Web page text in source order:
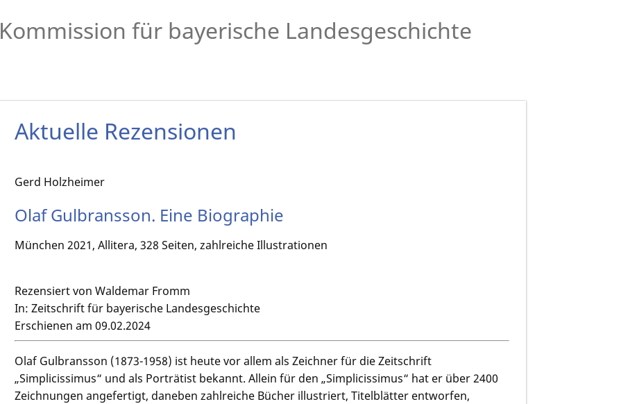
Kommission für bayerische Landesgeschichte
Aktuelle Rezensionen
Gerd Holzheimer
Olaf Gulbransson. Eine Biographie
München 2021, Allitera, 328 Seiten, zahlreiche Illustrationen
Rezensiert von Waldemar Fromm
In: Zeitschrift für bayerische Landesgeschichte
Erschienen am 09.02.2024
Olaf Gulbransson (1873-1958) ist heute vor allem als Zeichner für die Zeitschrift
„Simplicissimus“ und als Porträtist bekannt. Allein für den „Simplicissimus“ hat er über 2400
Zeichnungen angefertigt, daneben zahlreiche Bücher illustriert, Titelblätter entworfen,